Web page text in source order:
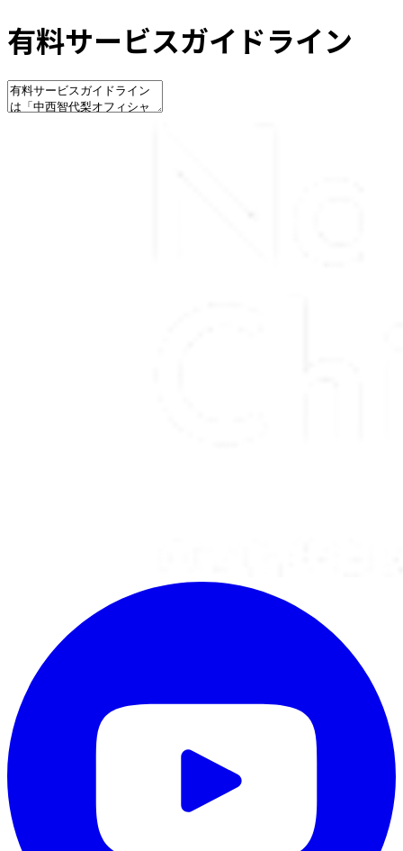
有料サービスガイドライン